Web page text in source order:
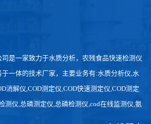
是一家致力于水质分析，农残食品快速检测仪
一体的技术厂家，主要业务有:水质分析仪,水
消解仪,COD测定仪,COD快速测定仪,COD测定
测仪,总磷测定仪,总磷检测仪,cod在线监测仪,氨